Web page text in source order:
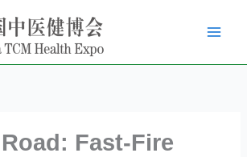
Fast‑Fire